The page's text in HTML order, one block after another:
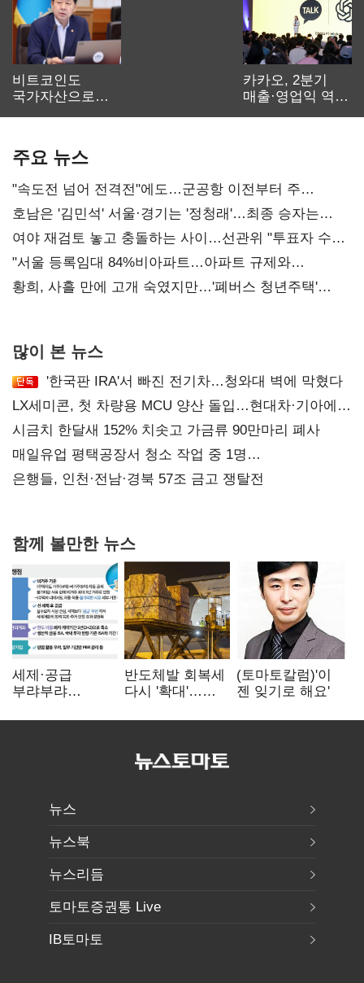
비트코인도
국가자산으로…'
카카오, 2분기
매출·영업익 역대
주요 뉴스
"속도전 넘어 전격전"에도…군공항 이전부터 주
52시간까지 '뇌관'
호남은 '김민석' 서울·경기는 '정청래'…최종 승자는
'안갯속'
여야 재검토 놓고 충돌하는 사이…선관위 "투표자 수
오차 당연"
"서울 등록임대 84%비아파트…아파트 규제와
달리해야"
황희, 사흘 만에 고개 숙였지만…'폐버스 청년주택'
많이 본 뉴스
'한국판 IRA'서 빠진 전기차…청와대 벽에 막혔다
LX세미콘, 첫 차량용 MCU 양산 돌입…현대차·기아에
공급
시금치 한달새 152% 치솟고 가금류 90만마리 폐사
매일유업 평택공장서 청소 작업 중 1명
사망…"안전관리체계 재점검"
은행들, 인천·전남·경북 57조 금고 쟁탈전
함께 볼만한 뉴스
세제·공급
부랴부랴
김윤덕' 책임론
반도체발 회복세
다시 '확대'…
5.8% 반등
(토마토칼럼)'이
젠 잊기로 해요'
뉴스
뉴스북
뉴스리듬
토마토증권통 Live
IB토마토